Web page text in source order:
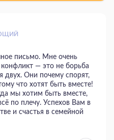
письмо. Мне очень
— это не борьба
двух. Они почему спорят,
что хотят быть вместе!
мы хотим быть вместе,
по плечу. Успехов Вам в
и счастья в семейной